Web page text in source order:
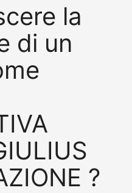
la
di un
?